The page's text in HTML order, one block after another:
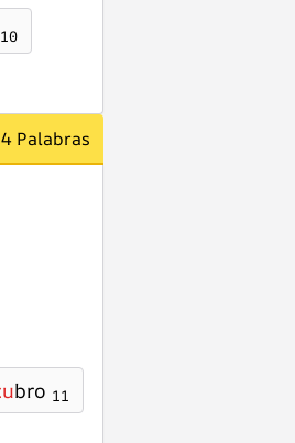
10
Palabras
bro 11